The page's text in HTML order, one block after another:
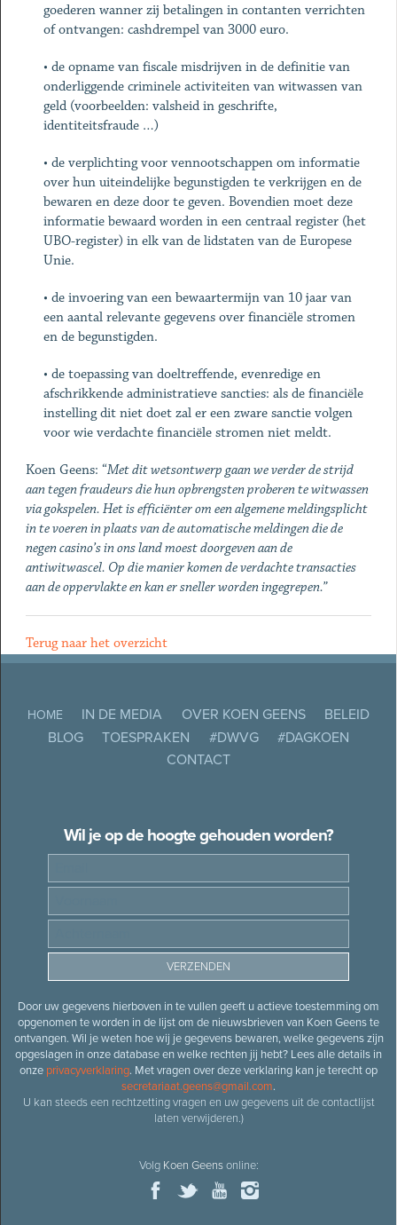
goederen wanner zij betalingen in contanten verrichten
of ontvangen: cashdrempel van 3000 euro.
• de opname van fiscale misdrijven in de definitie van
onderliggende criminele activiteiten van witwassen van
geld (voorbeelden: valsheid in geschrifte,
identiteitsfraude …)
• de verplichting voor vennootschappen om informatie
over hun uiteindelijke begunstigden te verkrijgen en de
bewaren en deze door te geven. Bovendien moet deze
informatie bewaard worden in een centraal register (het
UBO-register) in elk van de lidstaten van de Europese
Unie.
• de invoering van een bewaartermijn van 10 jaar van
een aantal relevante gegevens over financiële stromen
en de begunstigden.
• de toepassing van doeltreffende, evenredige en
afschrikkende administratieve sancties: als de financiële
instelling dit niet doet zal er een zware sanctie volgen
voor wie verdachte financiële stromen niet meldt.
Koen Geens: “Met dit wetsontwerp gaan we verder de strijd
aan tegen fraudeurs die hun opbrengsten proberen te witwassen
via gokspelen. Het is efficiënter om een algemene meldingsplicht
in te voeren in plaats van de automatische meldingen die de
negen casino’s in ons land moest doorgeven aan de
antiwitwascel. Op die manier komen de verdachte transacties
aan de oppervlakte en kan er sneller worden ingegrepen.”
Terug naar het overzicht
HOME IN DE MEDIA OVER KOEN GEENS
BELEID
BLOG
TOESPRAKEN #DWVG
#DAGKOEN
CONTACT
Wil je op de hoogte gehouden worden?
Door uw gegevens hierboven in te vullen geeft u actieve toestemming om
opgenomen te worden in de lijst om de nieuwsbrieven van Koen Geens te
ontvangen. Wil je weten hoe wij je gegevens bewaren, welke gegevens zijn
opgeslagen in onze database en welke rechten jij hebt? Lees alle details in
onze privacyverklaring. Met vragen over deze verklaring kan je terecht op
secretariaat.geens@gmail.com.
U kan steeds een rechtzetting vragen en uw gegevens uit de contactlijst
laten verwijderen.)
Volg Koen Geensonline: